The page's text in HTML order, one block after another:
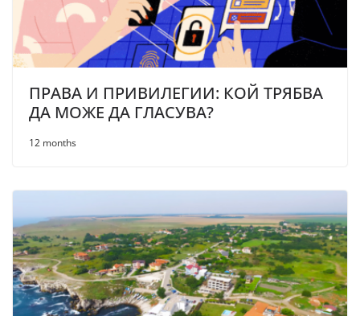
ПРАВА И ПРИВИЛЕГИИ: КОЙ ТРЯБВА
ДА МОЖЕ ДА ГЛАСУВА?
12 months